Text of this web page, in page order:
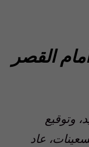
القصر
وتوقيع
عاد